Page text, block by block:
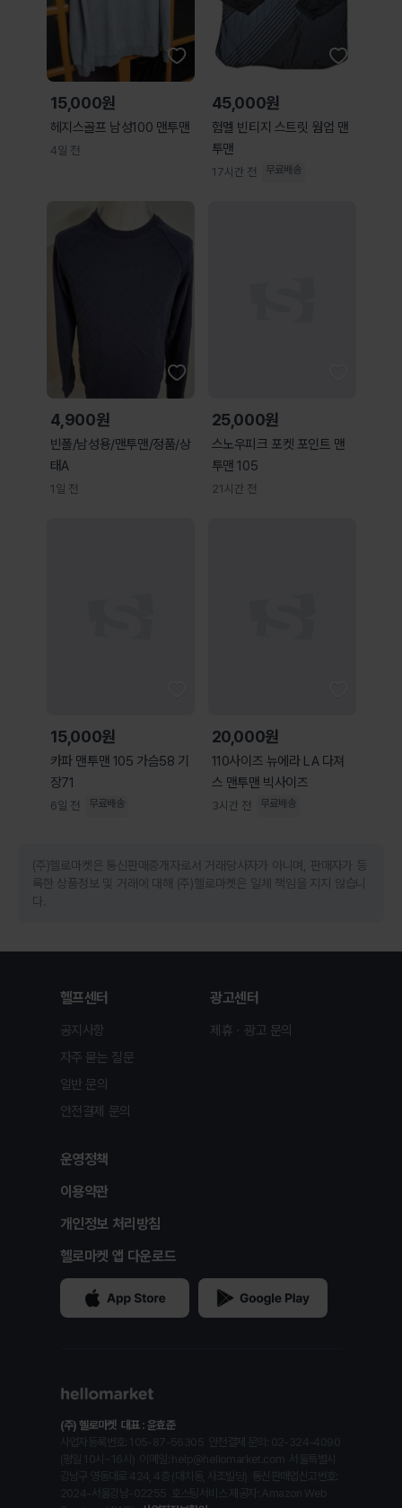
15,000원
헤지스골프 남성100 맨투맨
4일 전
45,000원
험멜 빈티지 스트릿 웜업 맨
투맨
17시간 전 무료배송
4,900원
빈폴/남성용/맨투맨/정품/상
태A
1일 전
25,000원
스노우피크 포켓 포인트 맨
투맨 105
21시간 전
15,000원
카파 맨투맨 105 가슴58 기
장71
6일 전 무료배송
20,000원
110사이즈 뉴에라 LA 다져
스 맨투맨 빅사이즈
3시간 전 무료배송
(주)헬로마켓은 통신판매중개자로서 거래당사자가 아니며, 판매자가 등
록한 상품정보 및 거래에 대해 (주)헬로마켓은 일체 책임을 지지 않습니
다.
헬프센터
공지사항
자주 묻는 질문
일반 문의
안전결제 문의
광고센터
제휴ㆍ광고 문의
운영정책
이용약관
개인정보 처리방침
헬로마켓 앱 다운로드
(주) 헬로마켓 대표 : 윤효준